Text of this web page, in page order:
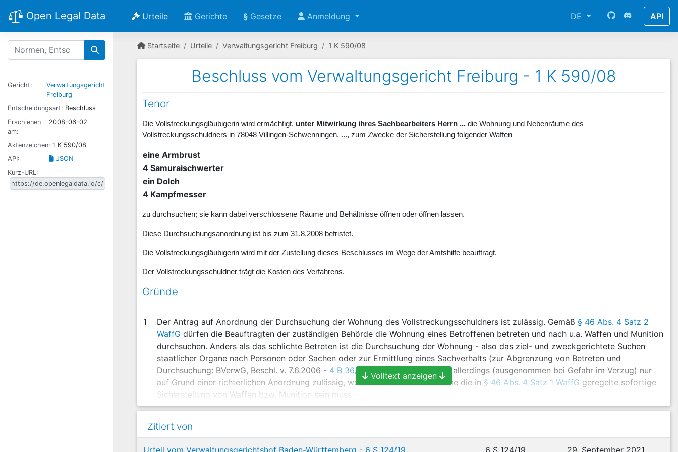
Open Legal Data Urteile Gerichte § Gesetze Anmeldung DE API
Gericht:
Verwaltungsgericht
Freiburg
Entscheidungsart: Beschluss
Erschienen
am:
2008-06-02
Aktenzeichen: 1 K 590/08
API:
JSON
Kurz-URL:
Startseite Urteile Verwaltungsgericht Freiburg 1 K 590/08
Beschluss vom Verwaltungsgericht Freiburg - 1 K 590/08
Tenor
Die Vollstreckungsgläubigerin wird ermächtigt, unter Mitwirkung ihres Sachbearbeiters Herrn ... die Wohnung und Nebenräume des
Vollstreckungsschuldners in 78048 Villingen-Schwenningen, ..., zum Zwecke der Sicherstellung folgender Waffen
eine Armbrust
4 Samuraischwerter
ein Dolch
4 Kampfmesser
zu durchsuchen; sie kann dabei verschlossene Räume und Behältnisse öffnen oder öffnen lassen.
Diese Durchsuchungsanordnung ist bis zum 31.8.2008 befristet.
Die Vollstreckungsgläubigerin wird mit der Zustellung dieses Beschlusses im Wege der Amtshilfe beauftragt.
Der Vollstreckungsschuldner trägt die Kosten des Verfahrens.
Gründe
1 Der Antrag auf Anordnung der Durchsuchung der Wohnung des Vollstreckungsschuldners ist zulässig. Gemäß § 46 Abs. 4 Satz 2
WaffG dürfen die Beauftragten der zuständigen Behörde die Wohnung eines Betroffenen betreten und nach u.a. Waffen und Munition
durchsuchen. Anders als das schlichte Betreten ist die Durchsuchung der Wohnung - also das ziel- und zweckgerichtete Suchen
staatlicher Organe nach Personen oder Sachen oder zur Ermittlung eines Sachverhalts (zur Abgrenzung von Betreten und
Durchsuchung: BVerwG, Beschl. v. 7.6.2006 - 4 B 36/06 - NJW 2006, 2504 ) - allerdings (ausgenommen bei Gefahr im Verzug) nur
auf Grund einer richterlichen Anordnung zulässig, wobei Zweck der Maßnahme die in § 46 Abs. 4 Satz 1 WaffG geregelte sofortige
Sicherstellung von Waffen bzw. Munition sein muss.
2 Soweit die bundesrechtlichen Vorschriften nichts vorgeben, sind ergänzend die Vorschriften des Polizeirechts und des
Landesverwaltungsvollstreckungsrechts anzuwenden. Vergleichbar der Beschlagnahme (
verpflichtet wird, zwecks vorübergehender Absicherung eines bestehenden Waffenbesitzverbots die Waffe herauszugeben bzw. ihre
Volltext anzeigen
Zitiert von
Urteil vom Verwaltungsgerichtshof Baden-Württemberg - 6 S 124/19 6 S 124/19 29. September 2021